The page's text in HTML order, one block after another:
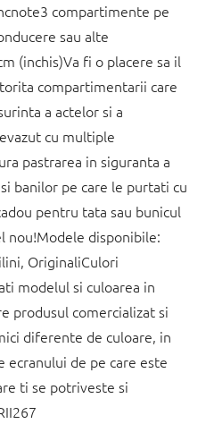
compartimente pe
sau alte
(inchis)Va fi o placere sa il
compartimentarii care
a actelor si a
cu multiple
pastrarea in siguranta a
banilor pe care le purtati cu
pentru tata sau bunicul
nou!Modele disponibile:
OriginaliCulori
modelul si culoarea in
produsul comercializat si
diferente de culoare, in
de pe care este
ti se potriveste si